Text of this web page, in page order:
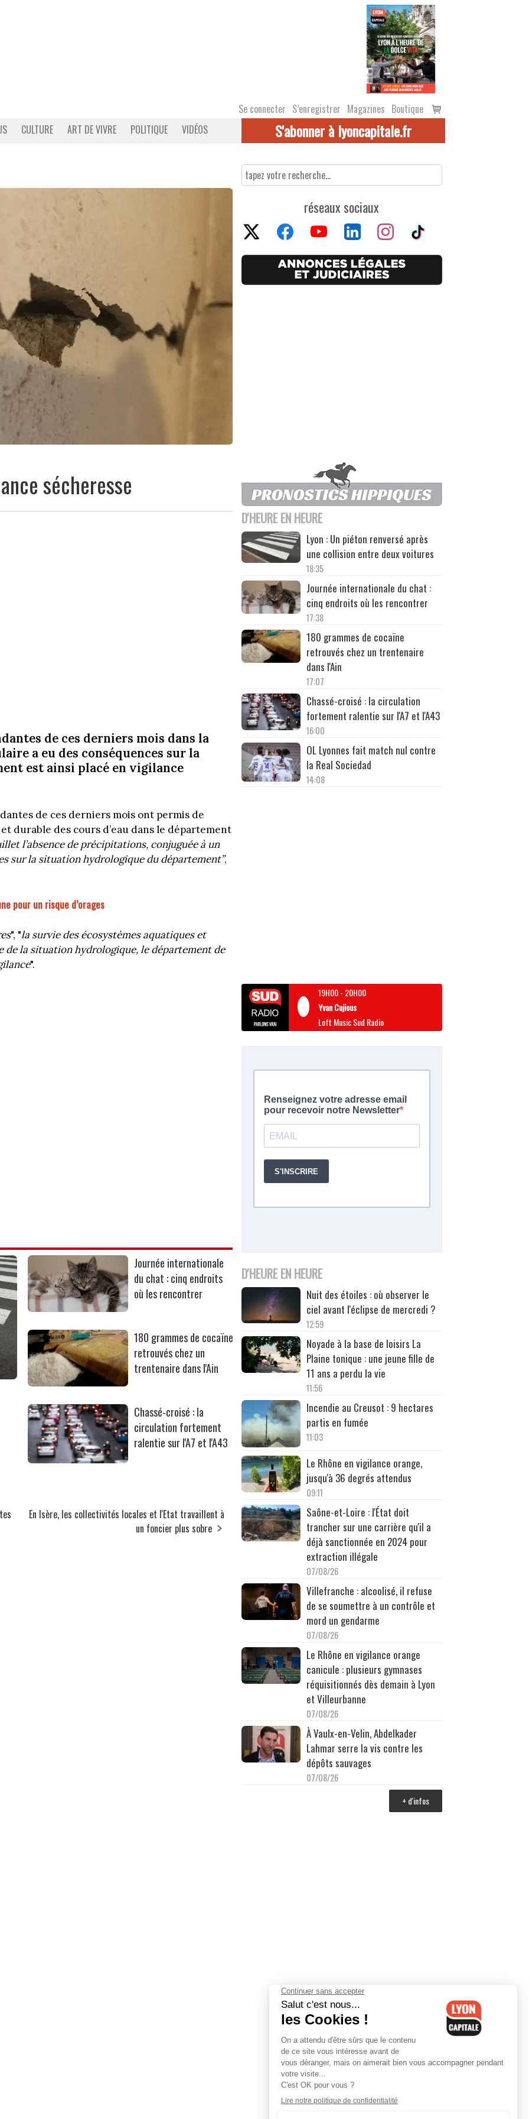
Se connecter S’enregistrer Magazines Boutique
Voir
le
CULTURE ART DE VIVRE POLITIQUE VIDÉOS S'abonner à lyoncapitale.fr
sécheresse
de ces derniers mois dans la
a eu des conséquences sur la
est ainsi placé en vigilance
de ces derniers mois ont permis de
durable des cours d’eau dans le département
l’absence de précipitations, conjuguée à un
sur la situation hydrologique du département”,
pour un risque d’orages
", "la survie des écosystèmes aquatiques et
la situation hydrologique, le département de
".
Journée internationale
du chat : cinq endroits
où les rencontrer
180 grammes de cocaïne
retrouvés chez un
trentenaire dans l'Ain
Chassé-croisé : la
circulation fortement
ralentie sur l'A7 et l'A43
En Isère, les collectivités locales et l'Etat travaillent à
un foncier plus sobre
réseaux sociaux
D'HEURE EN HEURE
Lyon : Un piéton renversé après
une collision entre deux voitures
18:35
Journée internationale du chat :
cinq endroits où les rencontrer
17:38
180 grammes de cocaïne
retrouvés chez un trentenaire
dans l'Ain
17:07
Chassé-croisé : la circulation
fortement ralentie sur l'A7 et l'A43
16:00
OL Lyonnes fait match nul contre
la Real Sociedad
14:08
19H00- 20H00
Yvan Cujious
Loft Music Sud Radio
D'HEURE EN HEURE
Nuit des étoiles : où observer le
ciel avant l'éclipse de mercredi ?
12:59
Noyade à la base de loisirs La
Plaine tonique : une jeune fille de
11 ans a perdu la vie
11:56
Incendie au Creusot : 9 hectares
partis en fumée
11:03
Le Rhône en vigilance orange,
jusqu'à 36 degrés attendus
09:11
Saône-et-Loire : l'État doit
trancher sur une carrière qu'il a
déjà sanctionnée en 2024 pour
extraction illégale
07/08/26
Villefranche : alcoolisé, il refuse
de se soumettre à un contrôle et
mord un gendarme
07/08/26
Le Rhône en vigilance orange
canicule : plusieurs gymnases
réquisitionnés dès demain à Lyon
et Villeurbanne
07/08/26
À Vaulx-en-Velin, Abdelkader
Lahmar serre la vis contre les
dépôts sauvages
07/08/26
+ d'infos